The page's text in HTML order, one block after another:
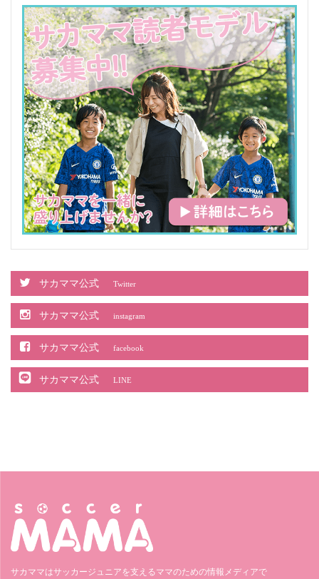
サカママ公式 Twitter
サカママ公式 instagram
サカママ公式 facebook
サカママ公式 LINE
サカママはサッカージュニアを支えるママのための情報メディアで